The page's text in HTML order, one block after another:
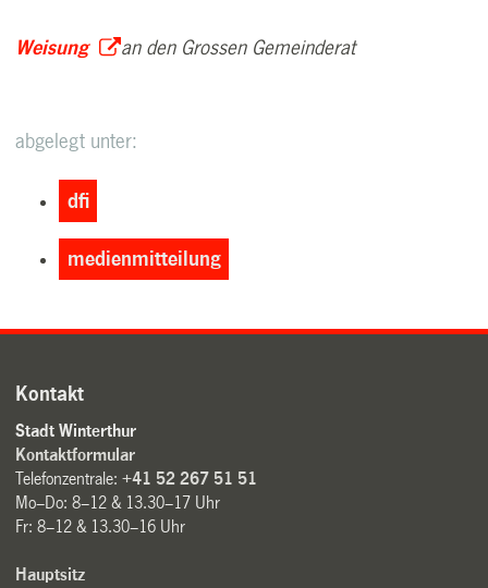
Weisung an den Grossen Gemeinderat
abgelegt unter:
dfi
medienmitteilung
Kontakt
Stadt Winterthur
Kontaktformular
Telefonzentrale:+41 52 267 51 51
Mo–Do: 8–12 & 13.30–17 Uhr
Fr: 8–12 & 13.30–16 Uhr
Hauptsitz